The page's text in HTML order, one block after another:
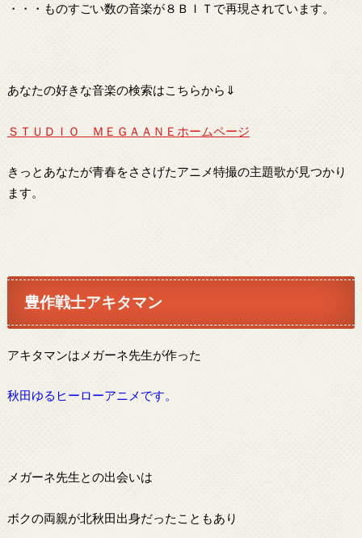
・・・ものすごい数の音楽が８ＢＩＴで再現されています。
あなたの好きな音楽の検索はこちらから⇓
ＳＴＵＤＩＯ ＭＥＧＡＡＮＥホームページ
きっとあなたが青春をささげたアニメ特撮の主題歌が見つかり
ます。
豊作戦士アキタマン
アキタマンはメガーネ先生が作った
秋田ゆるヒーローアニメです。
メガーネ先生との出会いは
ボクの両親が北秋田出身だったこともあり